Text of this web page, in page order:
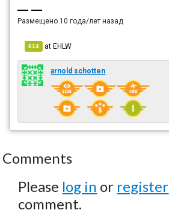
— —
Размещено 10 года/лет назад
614 atEHLW
arnold schotten
Comments
Please log in or register
comment.